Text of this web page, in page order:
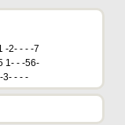
-2- - - -7
1- - -56-
3- - - -